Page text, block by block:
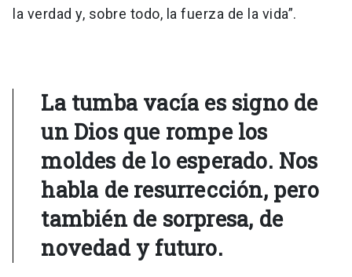
la verdad y, sobre todo, la fuerza de la vida”.
La tumba vacía es signo de
un Dios que rompe los
moldes de lo esperado. Nos
habla de resurrección, pero
también de sorpresa, de
novedad y futuro.